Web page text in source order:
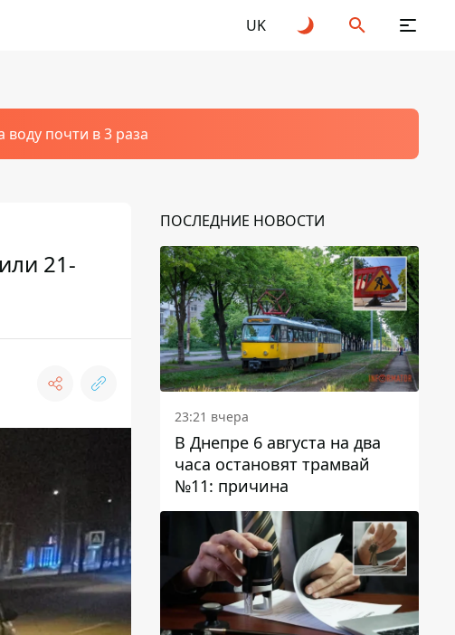
UK
почти в 3 раза
21-
ПОСЛЕДНИЕ НОВОСТИ
23:21 вчера
В Днепре 6 августа на два
часа остановят трамвай
№11: причина